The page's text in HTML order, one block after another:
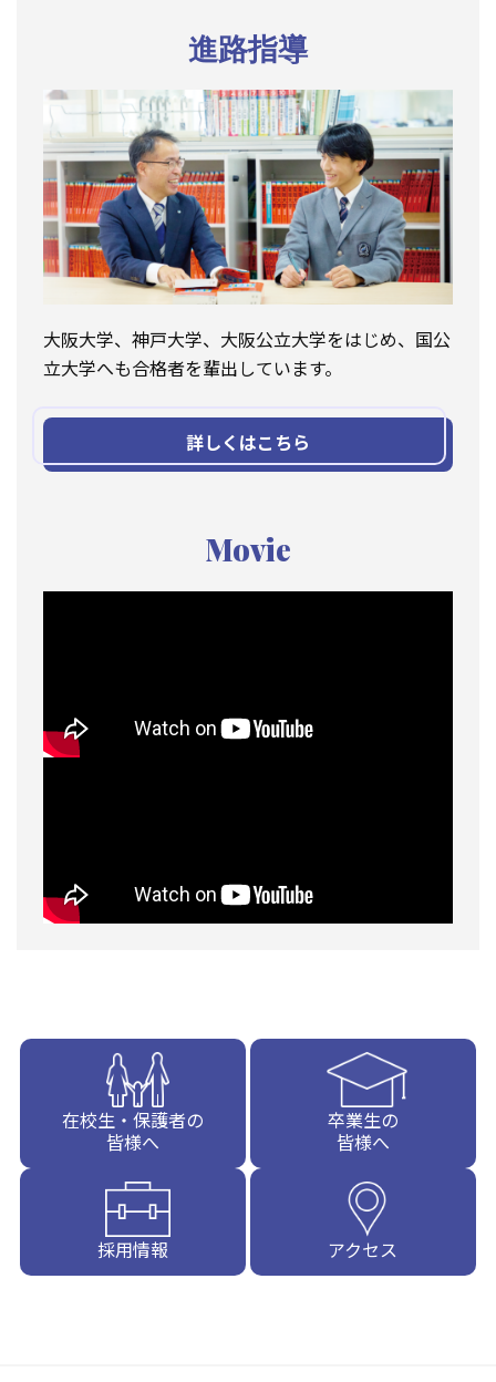
進路指導
大阪大学、神戸大学、大阪公立大学をはじめ、国公
立大学へも合格者を輩出しています。
詳しくはこちら
Movie
在校生・保護者の
皆様へ
卒業生の
皆様へ
採用情報 アクセス